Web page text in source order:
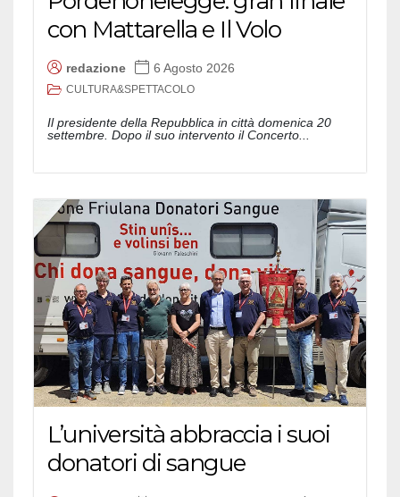
con Mattarella e Il Volo
redazione 6 Agosto 2026
CULTURA&SPETTACOLO
Il presidente della Repubblica in città domenica 20
settembre. Dopo il suo intervento il Concerto...
L’università abbraccia i suoi
donatori di sangue